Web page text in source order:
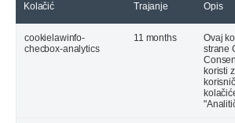
Kolačić Trajanje Opis
cookielawinfo-
checbox-analytics
11 months
Ovaj
strane
koristi